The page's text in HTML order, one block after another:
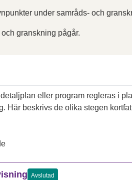
under samråds- och
granskning pågår.
eller program regleras i
Här beskrivs de olika stegen
Avslutad